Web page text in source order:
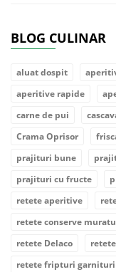
BLOG CULINAR
aluat dospit
aperitive rapide
carne de pui
Crama Oprisor
prajituri bune
prajituri cu fructe
retete aperitive
retete conserve
retete Delaco
retete fripturi garnituri